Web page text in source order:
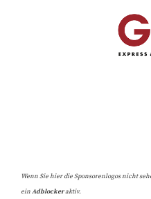
Wenn Sie hier die Sponsorenlogos nicht
einAdblockeraktiv.